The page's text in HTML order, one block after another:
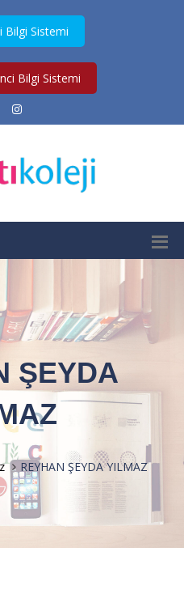
Bilgi Sistemi
Bilgi Sistemi
ŞEYDA
REYHAN ŞEYDA YILMAZ